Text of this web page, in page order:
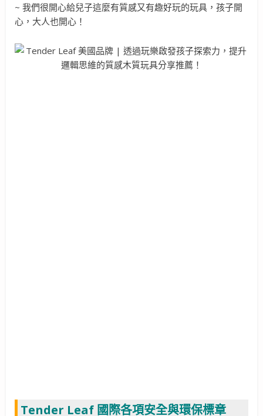
~ 我們很開心給兒子這麼有質感又有趣好玩的玩具，孩子開
心，大人也開心！
Tender Leaf 國際各項安全與環保標章